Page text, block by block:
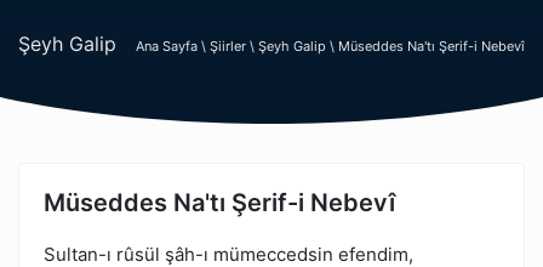
Şeyh Galip Ana Sayfa \ Şiirler \ Şeyh Galip \ Müseddes Na'tı Şerif-i Nebevî
Müseddes Na'tı Şerif-i Nebevî
Sultan-ı rûsül şâh-ı mümeccedsin efendim,